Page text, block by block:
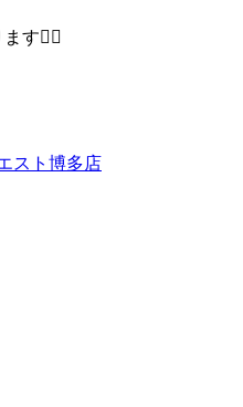
す🙇‍♀️
スト博多店